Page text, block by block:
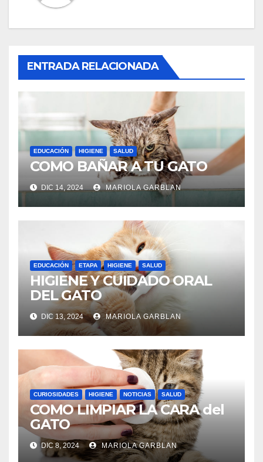
ENTRADA RELACIONADA
EDUCACIÓN HIGIENE SALUD
COMO BAÑAR A TU GATO
DIC 14, 2024 MARIOLA GARBLAN
EDUCACIÓN ETAPA HIGIENE SALUD
HIGIENE Y CUIDADO ORAL
DEL GATO
DIC 13, 2024 MARIOLA GARBLAN
CURIOSIDADES HIGIENE NOTICIAS SALUD
COMO LIMPIAR LA CARA del
GATO
DIC 8, 2024 MARIOLA GARBLAN